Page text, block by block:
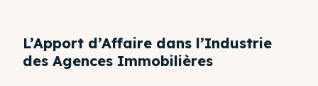
L’Apport d’Affaire dans l’Industrie
des Agences Immobilières